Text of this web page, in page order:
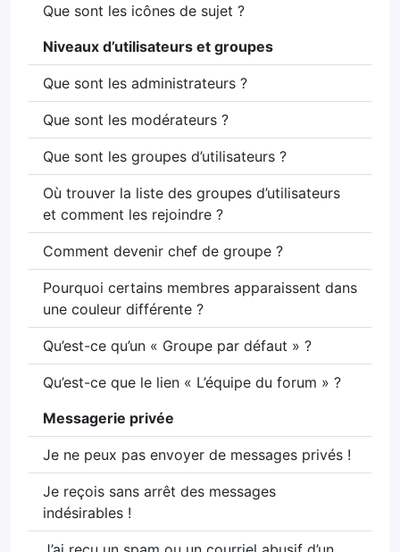
Que sont les icônes de sujet ?
Niveaux d’utilisateurs et groupes
Que sont les administrateurs ?
Que sont les modérateurs ?
Que sont les groupes d’utilisateurs ?
Où trouver la liste des groupes d’utilisateurs
et comment les rejoindre ?
Comment devenir chef de groupe ?
Pourquoi certains membres apparaissent dans
une couleur différente ?
Qu’est-ce qu’un « Groupe par défaut » ?
Qu’est-ce que le lien « L’équipe du forum » ?
Messagerie privée
Je ne peux pas envoyer de messages privés !
Je reçois sans arrêt des messages
indésirables !